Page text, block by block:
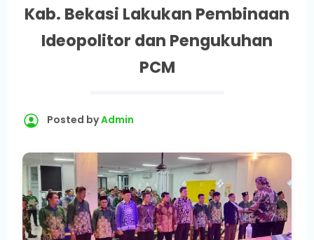
Kab. Bekasi Lakukan Pembinaan
Ideopolitor dan Pengukuhan
PCM
Posted byAdmin